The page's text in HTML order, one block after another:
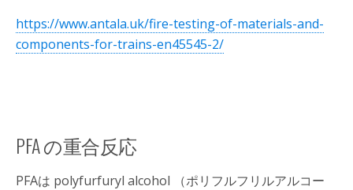
https://www.antala.uk/fire-testing-of-materials-and-
components-for-trains-en45545-2/
PFA の重合反応
PFAは polyfurfuryl alcohol （ポリフルフリルアルコー